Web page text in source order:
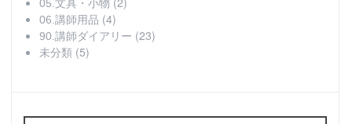
05.文具・小物
06.講師用品 (4)
90.講師ダイアリー (23)
未分類 (5)